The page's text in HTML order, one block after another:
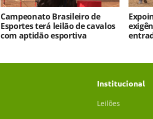
Campeonato Brasileiro de
Esportes terá leilão de cavalos
com aptidão esportiva
Institucional
Leilões